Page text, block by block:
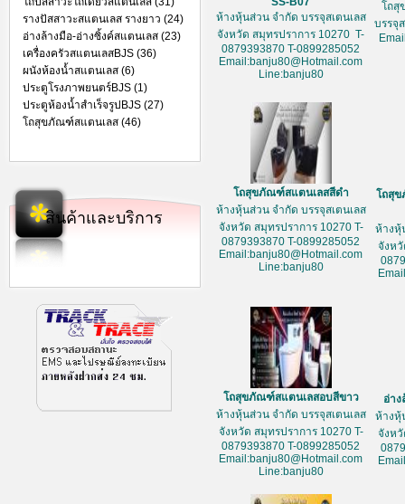
รางปัสสาวะสแตนเลส รางยาว (24)
อ่างล้างมือ-อ่างซิ้งค์สแตนเลส (23)
เครื่องครัวสแตนเลสBJS (36)
ผนังห้องน้ำสแตนเลส (6)
ประตูโรงภาพยนตร์BJS (1)
ประตูห้องน้ำสำเร็จรูปBJS (27)
โถสุขภัณฑ์สแตนเลส (46)
สินค้าและบริการ
ห้างหุ้นส่วน จำกัด บรรจุสเตนเลส
จังหวัด สมุทรปราการ 10270 T-
0879393870 T-0899285052
Email:banju80@Hotmail.com
Line:banju80
โถสุ
บรรจุ
โถสุขภัณฑ์สแตนเลสสีดำ
ห้างหุ้นส่วน จำกัด บรรจุสเตนเลส
จังหวัด สมุทรปราการ 10270 T-
0879393870 T-0899285052
Email:banju80@Hotmail.com
Line:banju80
โถสุ
ห้างหุ้
จังห
โถสุขภัณฑ์สแตนเลสอบสีขาว
ห้างหุ้นส่วน จำกัด บรรจุสเตนเลส
จังหวัด สมุทรปราการ 10270 T-
0879393870 T-0899285052
Email:banju80@Hotmail.com
Line:banju80
อ่า
ห้างหุ้
จังห